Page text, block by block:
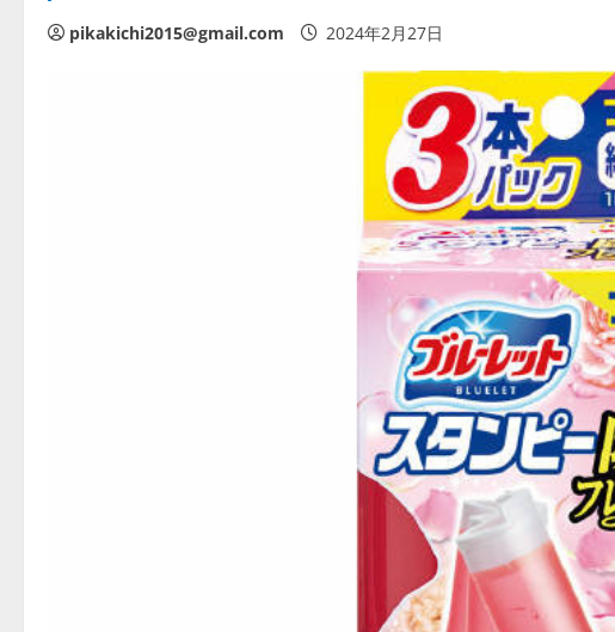
pikakichi2015@gmail.com 2024年2月27日